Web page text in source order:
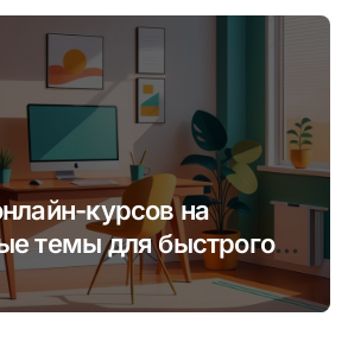
курсов на
темы для быстрого
обучения аудитории